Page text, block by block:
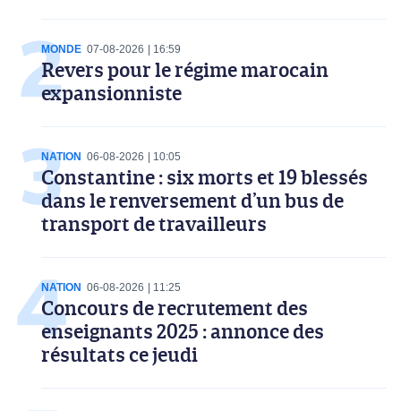
MONDE 07-08-2026 16:59
Revers pour le régime marocain
expansionniste
NATION 06-08-2026 10:05
Constantine : six morts et 19 blessés
dans le renversement d’un bus de
transport de travailleurs
NATION 06-08-2026 11:25
Concours de recrutement des
enseignants 2025 : annonce des
résultats ce jeudi